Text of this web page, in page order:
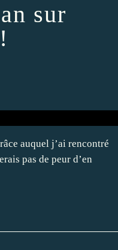
sur
auquel j’ai rencontré
pas de peur d’en